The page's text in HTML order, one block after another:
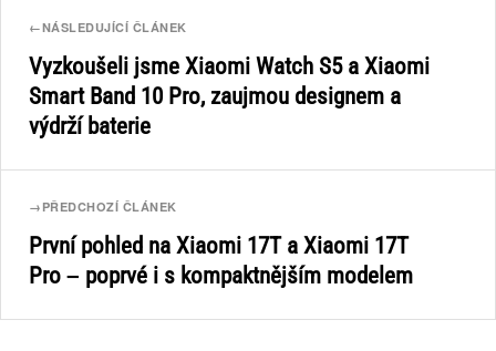
←NÁSLEDUJÍCÍ ČLÁNEK
Vyzkoušeli jsme Xiaomi Watch S5 a Xiaomi
Smart Band 10 Pro, zaujmou designem a
výdrží baterie
→ PŘEDCHOZÍ ČLÁNEK
První pohled na Xiaomi 17T a Xiaomi 17T
Pro – poprvé i s kompaktnějším modelem